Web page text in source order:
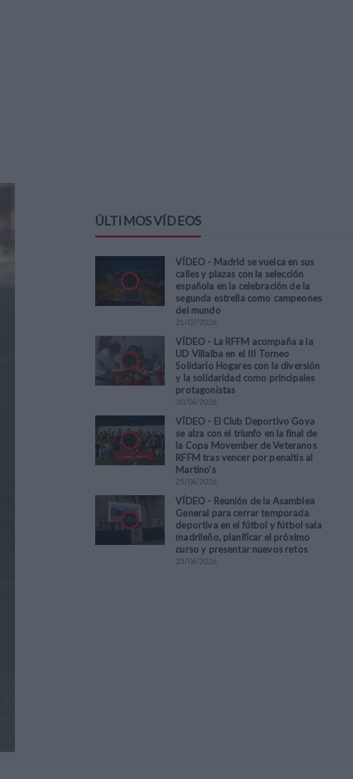
ÚLTIMOS VÍDEOS
VÍDEO - Madrid se vuelca en sus
calles y plazas con la selección
española en la celebración de la
segunda estrella como campeones
del mundo
21 /07/2026
VÍDEO - La RFFM acompaña a la
UD Villalba en el III Torneo
Solidario Hogares con la diversión
y la solidaridad como principales
protagonistas
30/06/2026
VÍDEO - El Club Deportivo Goya
se alza con el triunfo en la final de
la Copa Movember de Veteranos
RFFM tras vencer por penaltis al
Martino's
25/06/2026
VÍDEO - Reunión de la Asamblea
General para cerrar temporada
deportiva en el fútbol y fútbol sala
madrileño, planificar el próximo
curso y presentar nuevos retos
23/06/2026